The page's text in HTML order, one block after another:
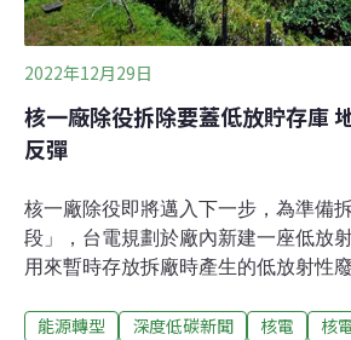
2022年12月29日
核一廠除役拆除要蓋低放貯存庫
反彈
核一廠除役即將邁入下一步，為準備
段」，台電規劃於廠內新建一座低放
用來暫時存放拆廠時產生的低放射性
達對貯存庫的安全性疑慮，希望台電
能源轉型 深度低碳新聞 核電 核